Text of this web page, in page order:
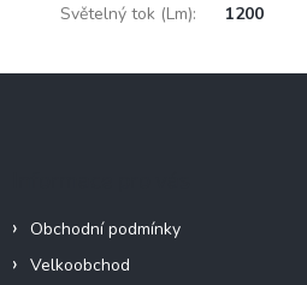
Světelný tok (Lm): 1200
Obchodní podmínky
Velkoobchod